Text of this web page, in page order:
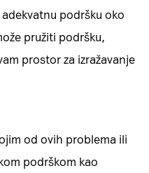
podršku oko
pružiti podršku,
prostor za izražavanje
od ovih problema ili
podrškom kao